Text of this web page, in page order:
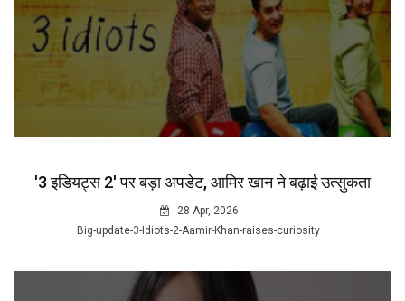
'3 इडियट्स 2' पर बड़ा अपडेट, आमिर खान ने बढ़ाई उत्सुकता
28 Apr, 2026
Big-update-3-Idiots-2-Aamir-Khan-raises-curiosity